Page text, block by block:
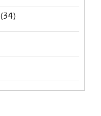
(34)